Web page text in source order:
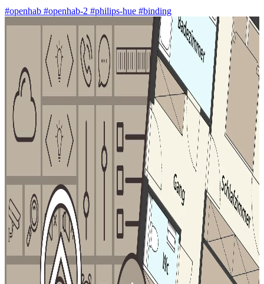
#openhab #openhab-2 #philips-hue #binding